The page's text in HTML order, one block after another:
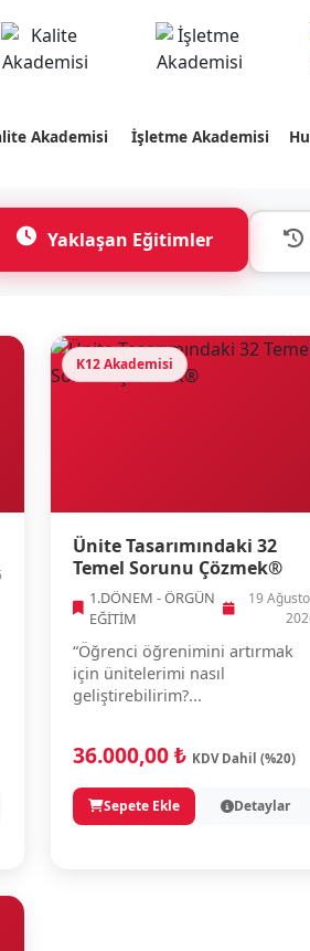
Akademisi İşletme Akademisi
Yaklaşan Eğitimler
K12 Akademisi
Ünite Tasarımındaki 32
Temel Sorunu Çözmek®
1.DÖNEM - ÖRGÜN
EĞİTİM
19
“Öğrenci öğrenimini artırmak
için ünitelerimi nasıl
geliştirebilirim?...
36.000,00 ₺ KDV Dahil (%20)
Sepete Ekle Detaylar